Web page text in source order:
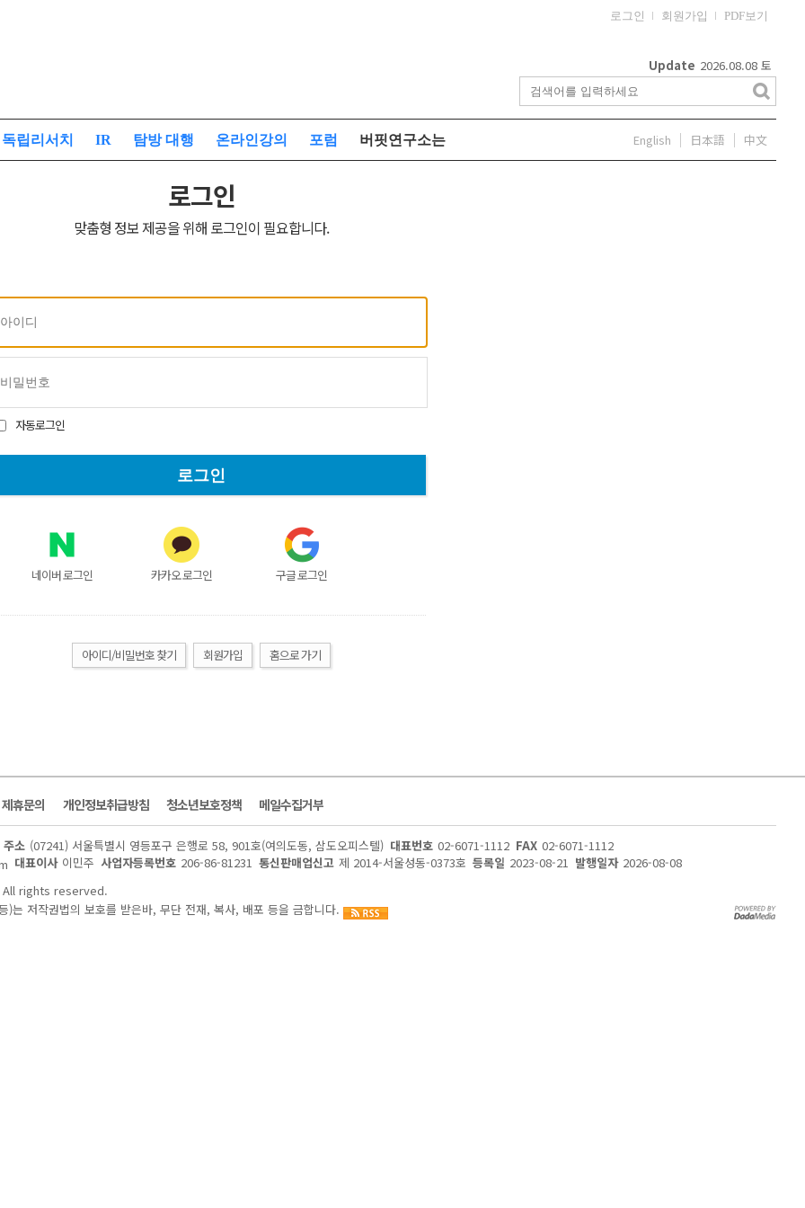
로그인 회원가입 PDF보기
Update 2026.08.08 토
독립리서치 IR 탐방 대행 온라인강의 포럼 버핏연구소는 English 日本語 中文
로그인
맞춤형 정보 제공을 위해 로그인이 필요합니다.
자동로그인
네이버 로그인 카카오 로그인 구글 로그인
아이디/비밀번호 찾기 회원가입 홈으로 가기
휴문의 개인정보취급방침 청소년보호정책 메일수집거부
주소 (07241) 서울특별시 영등포구 은행로 58, 901호(여의도동, 삼도오피스텔) 대표번호 02-6071-1112 FAX 02-6071-1112
대표이사 이민주 사업자등록번호 206-86-81231 통신판매업신고 제 2014-서울성동-0373호 등록일 2023-08-21 발행일자 2026-08-08
All rights reserved.
)는 저작권법의 보호를 받은바, 무단 전재, 복사, 배포 등을 금합니다.